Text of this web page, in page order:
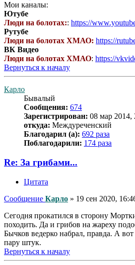
Мои каналы:
Ютубе
Люди на болотах:: https://
Рутубе
Люди на болотах ХМАО: https://
ВК Видео
Люди на болотах ХМАО: https://
Вернуться к началу
Карло
Бывалый
Сообщения: 674
Зарегистрирован: 08 мар 2014,
откуда: Междуреченский
Благодарил (а): 692 раза
Поблагодарили: 174 раза
Re: За грибами...
Цитата
Сообщение Карло » 19 сен 2020,
Сегодня прокатился в сторону
походить. Да и грибов на жареху
Бычков ведерко набрал, правда. А
пару штук.
Вернуться к началу